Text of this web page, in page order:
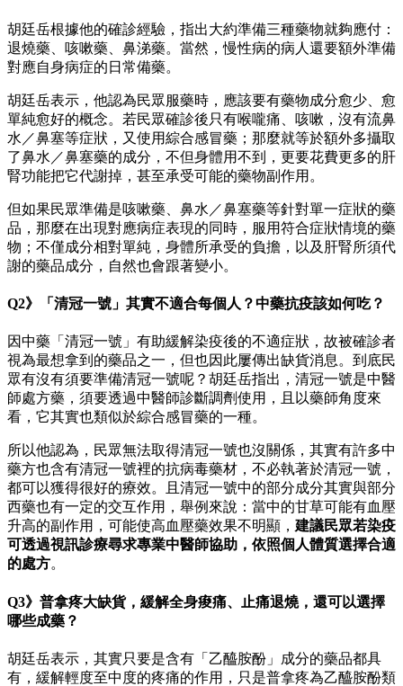
胡廷岳根據他的確診經驗，指出大約準備三種藥物就夠應付：
退燒藥、咳嗽藥、鼻涕藥。當然，慢性病的病人還要額外準備
對應自身病症的日常備藥。
胡廷岳表示，他認為民眾服藥時，應該要有藥物成分愈少、愈
單純愈好的概念。若民眾確診後只有喉嚨痛、咳嗽，沒有流鼻
水／鼻塞等症狀，又使用綜合感冒藥；那麼就等於額外多攝取
了鼻水／鼻塞藥的成分，不但身體用不到，更要花費更多的肝
腎功能把它代謝掉，甚至承受可能的藥物副作用。
但如果民眾準備是咳嗽藥、鼻水／鼻塞藥等針對單一症狀的藥
品，那麼在出現對應病症表現的同時，服用符合症狀情境的藥
物；不僅成分相對單純，身體所承受的負擔，以及肝腎所須代
謝的藥品成分，自然也會跟著變小。
Q2》「清冠一號」其實不適合每個人？中藥抗疫該如何吃？
因中藥「清冠一號」有助緩解染疫後的不適症狀，故被確診者
視為最想拿到的藥品之一，但也因此屢傳出缺貨消息。到底民
眾有沒有須要準備清冠一號呢？胡廷岳指出，清冠一號是中醫
師處方藥，須要透過中醫師診斷調劑使用，且以藥師角度來
看，它其實也類似於綜合感冒藥的一種。
所以他認為，民眾無法取得清冠一號也沒關係，其實有許多中
藥方也含有清冠一號裡的抗病毒藥材，不必執著於清冠一號，
都可以獲得很好的療效。且清冠一號中的部分成分其實與部分
西藥也有一定的交互作用，舉例來說：當中的甘草可能有血壓
升高的副作用，可能使高血壓藥效果不明顯， 建議民眾若染疫
可透過視訊診療尋求專業中醫師協助，依照個人體質選擇合適
的處方。
Q3》普拿疼大缺貨，緩解全身痠痛、止痛退燒，還可以選擇
哪些成藥？
胡廷岳表示，其實只要是含有「乙醯胺酚」成分的藥品都具
有，緩解輕度至中度的疼痛的作用，只是普拿疼為乙醯胺酚類